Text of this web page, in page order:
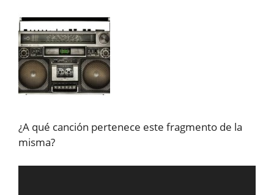
¿A qué canción pertenece este fragmento de la
misma?